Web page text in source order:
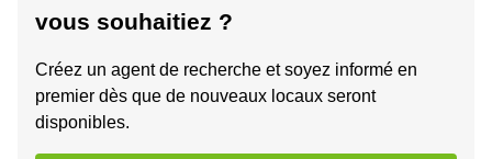
vous souhaitiez ?
Créez un agent de recherche et soyez informé en
premier dès que de nouveaux locaux seront
disponibles.